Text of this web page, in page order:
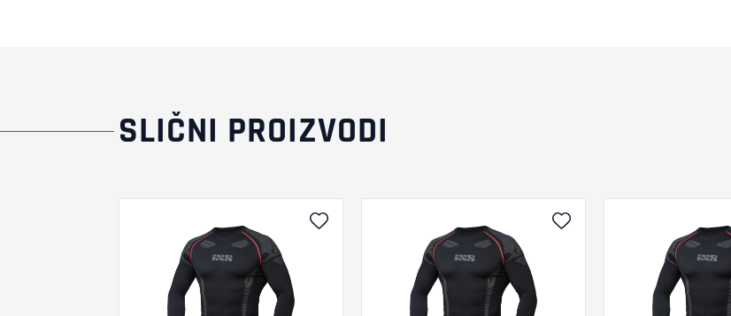
SLIČNI PROIZVODI